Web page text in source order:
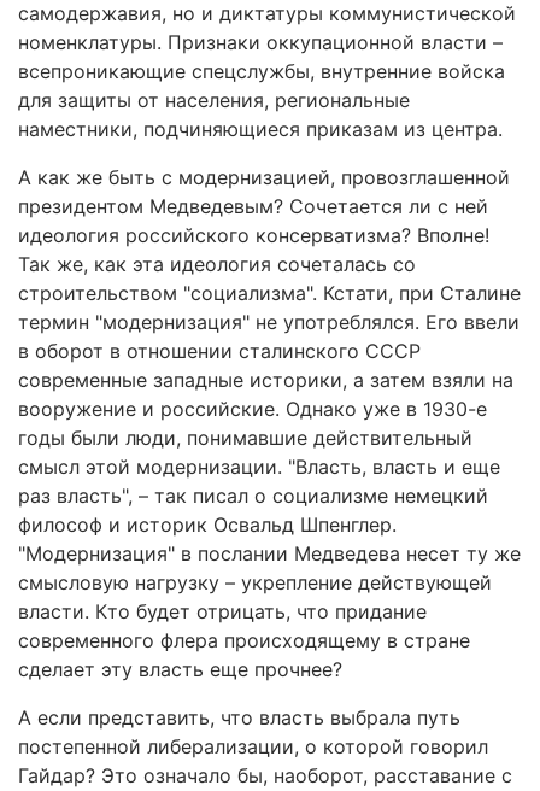
самодержавия, но и диктатуры коммунистической
номенклатуры. Признаки оккупационной власти –
всепроникающие спецслужбы, внутренние войска
для защиты от населения, региональные
наместники, подчиняющиеся приказам из центра.
А как же быть с модернизацией, провозглашенной
президентом Медведевым? Сочетается ли с ней
идеология российского консерватизма? Вполне!
Так же, как эта идеология сочеталась со
строительством "социализма". Кстати, при Сталине
термин "модернизация" не употреблялся. Его ввели
в оборот в отношении сталинского СССР
современные западные историки, а затем взяли на
вооружение и российские. Однако уже в 1930-е
годы были люди, понимавшие действительный
смысл этой модернизации. "Власть, власть и еще
раз власть", – так писал о социализме немецкий
философ и историк Освальд Шпенглер.
"Модернизация" в послании Медведева несет ту же
смысловую нагрузку – укрепление действующей
власти. Кто будет отрицать, что придание
современного флера происходящему в стране
сделает эту власть еще прочнее?
А если представить, что власть выбрала путь
постепенной либерализации, о которой говорил
Гайдар? Это означало бы, наоборот, расставание с